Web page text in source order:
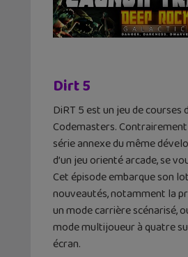
Dirt 5
DiRT 5 est un jeu de courses
Codemasters.
série annexe du même
d’un jeu orienté arcade, se
Cet épisode embarque son
nouveautés, notamment la
un mode carrière scénarisé,
mode multijoueur à quatre
écran.